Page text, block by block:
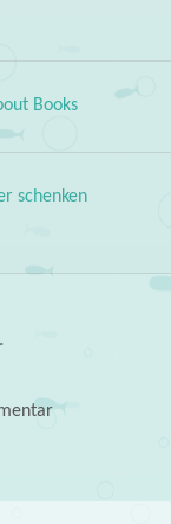
Books
schenken